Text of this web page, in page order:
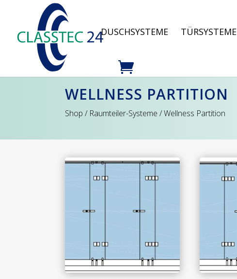
DUSCHSYSTEME TÜRSYSTEME
WELLNESS PARTITION
Shop / Raumteiler-Systeme / Wellness Partition